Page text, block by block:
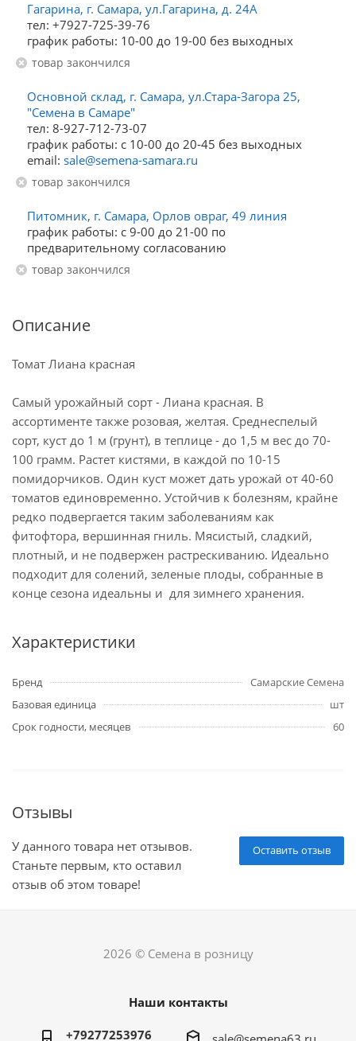
Гагарина, г. Самара, ул.Гагарина, д. 24А
тел: +7927-725-39-76
график работы: 10-00 до 19-00 без выходных
Товар закончился
Основной склад, г. Самара, ул.Стара-Загора 25,
"Семена в Самаре"
тел: 8-927-712-73-07
график работы: с 10-00 до 20-45 без выходных
email: sale@semena-samara.ru
Товар закончился
Питомник, г. Самара, Орлов овраг, 49 линия
график работы: с 9-00 до 21-00 по
предварительному согласованию
Товар закончился
Описание
Томат Лиана красная
Самый урожайный сорт - Лиана красная. В
ассортименте также розовая, желтая. Среднеспелый
сорт, куст до 1 м (грунт), в теплице - до 1,5 м вес до 70-
100 грамм. Растет кистями, в каждой по 10-15
помидорчиков. Один куст может дать урожай от 40-60
томатов единовременно. Устойчив к болезням, крайне
редко подвергается таким заболеваниям как
фитофтора, вершинная гниль. Мясистый, сладкий,
плотный, и не подвержен растрескиванию. Идеально
подходит для солений, зеленые плоды, собранные в
конце сезона идеальны и для зимнего хранения.
Характеристики
Бренд
Самарские Семена
Базовая единица
шт
Срок годности, месяцев
60
Отзывы
Оставить отзыв
У данного товара нет отзывов.
Станьте первым, кто оставил
отзыв об этом товаре!
2026 © Семена в розницу
Наши контакты
+79277253976